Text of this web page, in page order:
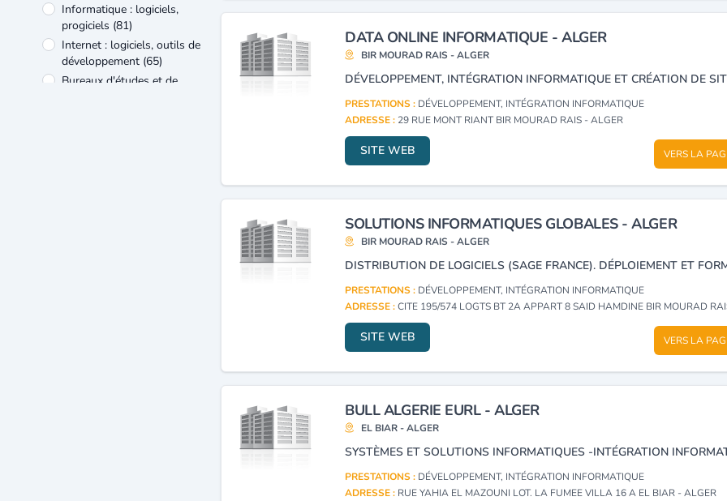
Informatique : logiciels,
progiciels (81)
Internet : logiciels, outils de
développement (65)
Bureaux d'études et de
DATA ONLINE INFORMATIQUE - ALGER
BIR MOURAD RAIS - ALGER
DÉVELOPPEMENT, INTÉGRATION INFORMATIQUE ET CRÉATION DE
PRESTATIONS : DÉVELOPPEMENT, INTÉGRATION INFORMATIQUE
ADRESSE : 29 RUE MONT RIANT BIR MOURAD RAIS - ALGER
SITE WEB VERS LA
SOLUTIONS INFORMATIQUES GLOBALES - ALGER
BIR MOURAD RAIS - ALGER
PRESTATIONS : DÉVELOPPEMENT, INTÉGRATION INFORMATIQUE
ADRESSE :CITE 195/574 LOGTS BT 2A APPART 8 SAID HAMDINE BIR MOURAD RAIS -
SITE WEB VERS LA
BULL ALGERIE EURL - ALGER
EL BIAR - ALGER
SYSTÈMES ET SOLUTIONS INFORMATIQUES -INTÉGRATION
PRESTATIONS : DÉVELOPPEMENT, INTÉGRATION INFORMATIQUE
ADRESSE : RUE YAHIA EL MAZOUNI LOT. LA FUMEE VILLA 16 A EL BIAR - ALGER